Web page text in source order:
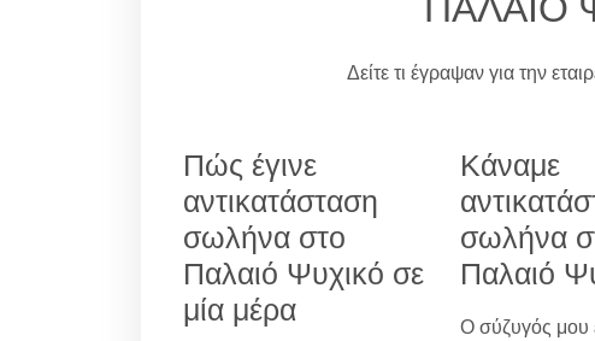
Δείτε τι έγραψαν για την
Πώς έγινε
αντικατάσταση
σωλήνα στο
Παλαιό Ψυχικό σε
μία μέρα
Κάναμε
σωλήνα
Παλαιό
Ο σύζυγός μου